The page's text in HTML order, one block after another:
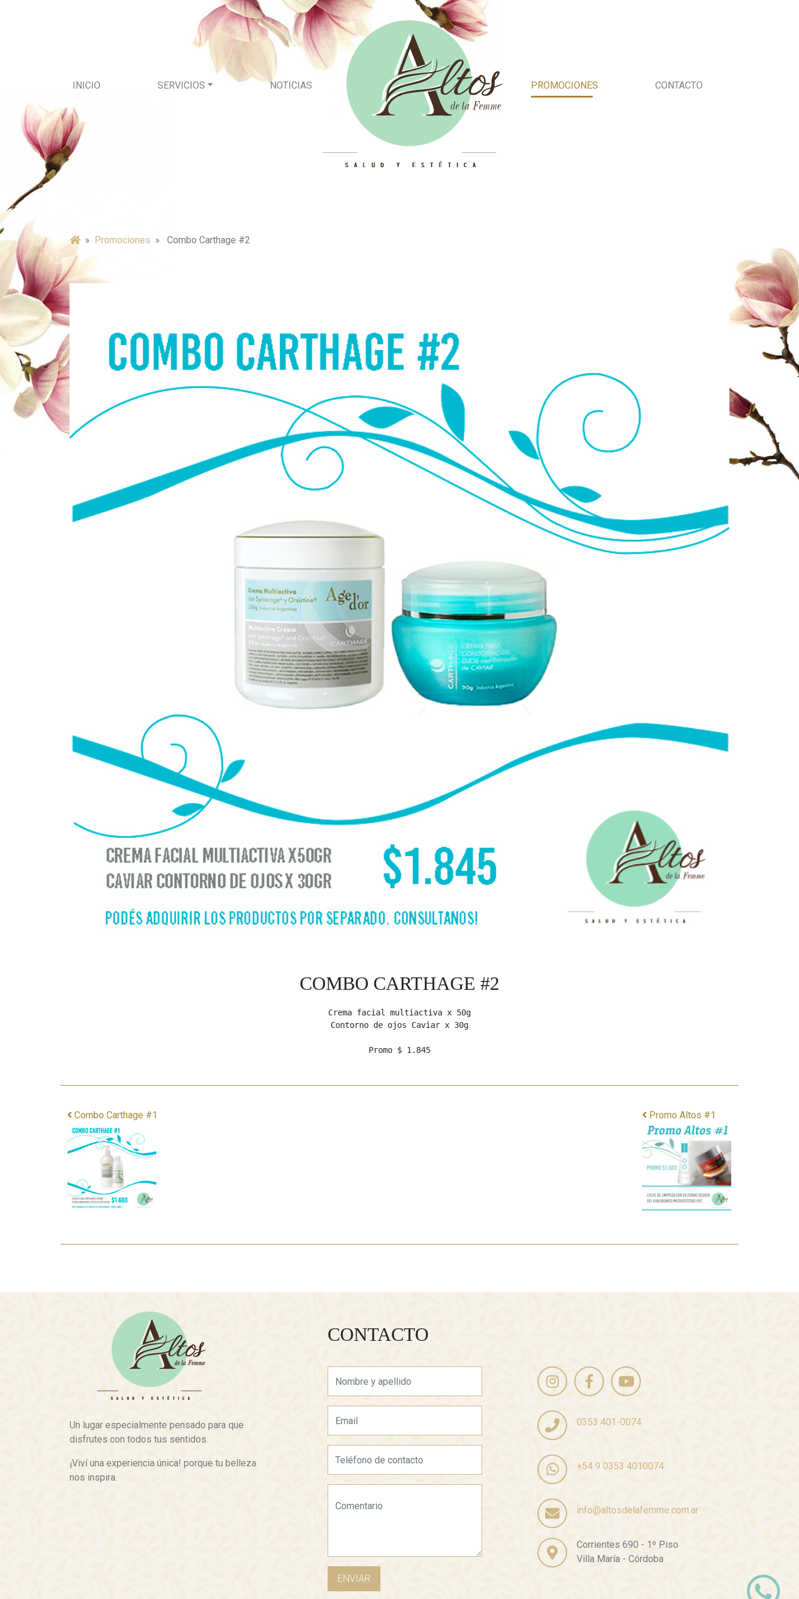
INICIO SERVICIOS NOTICIAS PROMOCIONES CONTACTO
» promociones » Combo Carthage #2
COMBO CARTHAGE #2
Crema facial multiactiva x 50g
Contorno de ojos Caviar x 30g
Promo $ 1.845
Combo Carthage #1 Promo Altos #1
Un lugar especialmente pensado para que
disfrutes con todos tus sentidos.
¡Viví una experiencia única! porque tu belleza
nos inspira.
CONTACTO
ENVIAR
0353 401-0074
+54 9 0353 4010074
info@altosdelafemme.com.ar
Corrientes 690 - 1º Piso
Villa María - Córdoba